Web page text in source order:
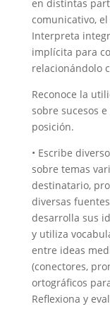
en distintas
comunicativo,
Interpreta
implícita para
relacionándolo
Reconoce la
sobre sucesos
posición.
• Escribe
sobre temas
destinatario,
diversas
desarrolla sus
y utiliza
entre ideas
(conectores,
ortográficos
Reflexiona y